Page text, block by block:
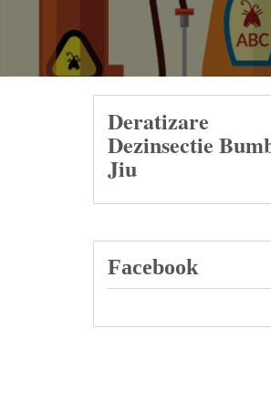
Deratizare
Dezinsectie
Jiu
Facebook